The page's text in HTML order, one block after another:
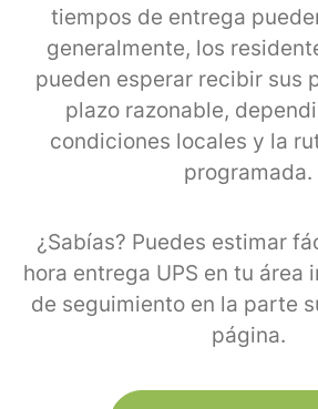
tiempos de entrega
generalmente, los
pueden esperar recibir sus
plazo razonable,
condiciones locales y la
programada.
¿Sabías? Puedes estimar
hora entrega UPS en tu área
de seguimiento en la parte
página.